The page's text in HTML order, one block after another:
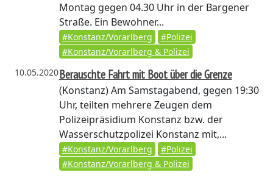
Montag gegen 04.30 Uhr in der Bargener
Straße. Ein Bewohner...
#Konstanz/Vorarlberg
#Polizei
#Konstanz/Vorarlberg & Polizei
10.05.2020Berauschte Fahrt mit Boot über die Grenze
(Konstanz)Am Samstagabend, gegen 19:30
Uhr, teilten mehrere Zeugen dem
Polizeipräsidium Konstanz bzw. der
Wasserschutzpolizei Konstanz mit,...
#Konstanz/Vorarlberg
#Polizei
#Konstanz/Vorarlberg & Polizei